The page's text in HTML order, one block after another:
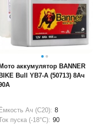
аккумулятор BANNER
Bull YB7-A (50713) 8Ач
Ёмкость Ач (С20): 8
пуска (-18°С): 90